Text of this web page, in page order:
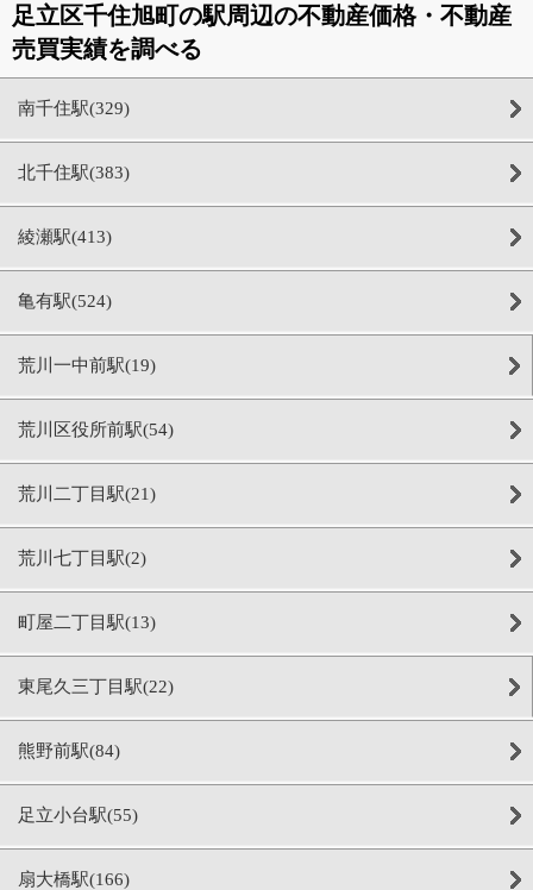
足立区千住旭町の駅周辺の不動産価格・不動産
売買実績を調べる
南千住駅(329)
北千住駅(383)
綾瀬駅(413)
亀有駅(524)
荒川一中前駅(19)
荒川区役所前駅(54)
荒川二丁目駅(21)
荒川七丁目駅(2)
町屋二丁目駅(13)
東尾久三丁目駅(22)
熊野前駅(84)
足立小台駅(55)
扇大橋駅(166)